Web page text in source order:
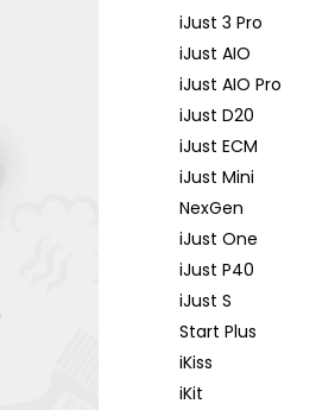
iJust 3 Pro
iJust AIO
iJust AIO Pro
iJust D20
iJust ECM
iJust Mini
NexGen
iJust One
iJust P40
iJust S
Start Plus
iKiss
iKit